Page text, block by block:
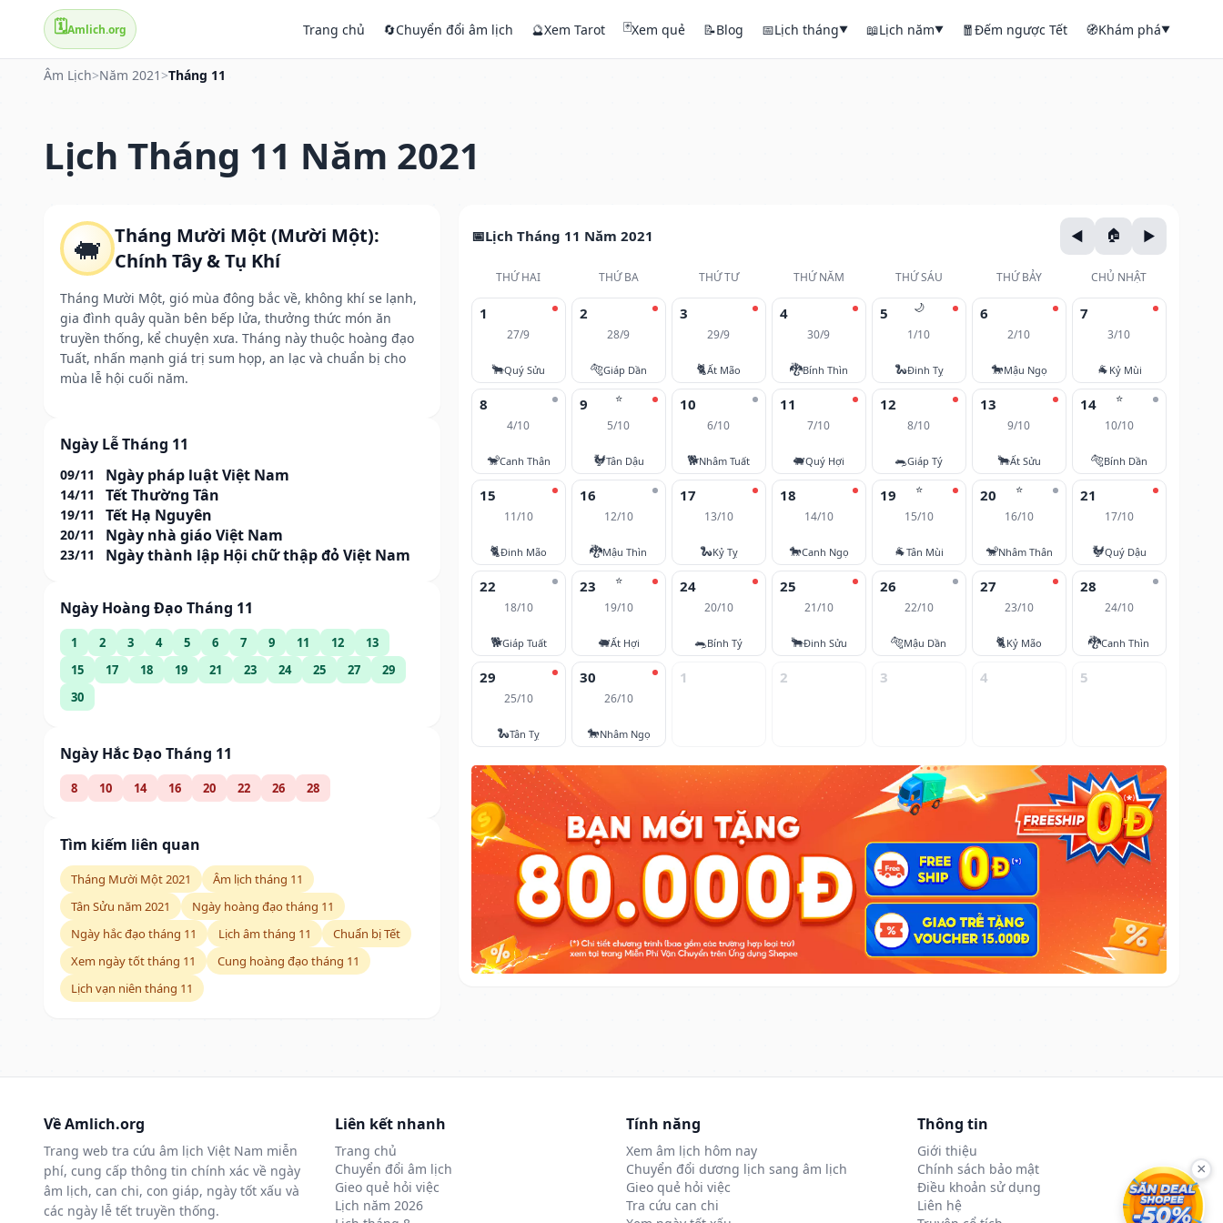
🗓️Amlich.org Trang chủ 🔄Chuyển đổi âm lịch 🔮Xem Tarot 🃏Xem quẻ 📝Blog 📅Lịch tháng▼ 📖Lịch năm▼ 🧧Đếm ngược Tết 🧭Khám phá▼
Âm Lịch>Năm 2021 >Tháng 11
Lịch Tháng 11 Năm 2021
🐖 Tháng Mười Một (Mười Một):
Chính Tây & Tụ Khí
Tháng Mười Một, gió mùa đông bắc về, không khí se lạnh,
gia đình quây quần bên bếp lửa, thưởng thức món ăn
truyền thống, kể chuyện xưa. Tháng này thuộc hoàng đạo
Tuất, nhấn mạnh giá trị sum họp, an lạc và chuẩn bị cho
mùa lễ hội cuối năm.
Ngày Lễ Tháng 11
09/11 Ngày pháp luật Việt Nam
14/11 Tết Thường Tân
19/11 Tết Hạ Nguyên
20/11 Ngày nhà giáo Việt Nam
23/11 Ngày thành lập Hội chữ thập đỏ Việt Nam
Ngày Hoàng Đạo Tháng 11
1 2 3 4 5 6 7 9 11 12
13
15
17 18 19 21 23 24 25 27
29
30
Ngày Hắc Đạo Tháng 11
8 10 14 16 20 22 26 28
Tìm kiếm liên quan
Tháng Mười Một 2021
Âm lịch tháng 11
Tân Sửu năm 2021
Ngày hoàng đạo tháng 11
Ngày hắc đạo tháng 11
Lịch âm tháng 11
Chuẩn bị Tết
Xem ngày tốt tháng 11
Cung hoàng đạo tháng 11
Lịch vạn niên tháng 11
Lịch Tháng 11 Năm 2021
THỨ HAI THỨ BA THỨ TƯ THỨ NĂM THỨ SÁU THỨ BẢY CHỦ NHẬT
1
27/9
🐂Quý Sửu
2
28/9
🐅Giáp Dần
3
29/9
🐈Ất Mão
4
30/9
🐉Bính Thìn
🌙
5
1/10
🐍Đinh Tỵ
6
2/10
🐎Mậu Ngọ
7
3/10
🐐 Kỷ Mùi
8
4/10
🐒Canh Thân
⭐
9
5/10
🐓Tân Dậu
10
6/10
🐕Nhâm Tuất
11
7/10
🐖Quý Hợi
12
8/10
🐀Giáp Tý
13
9/10
🐂Ất Sửu
⭐
14
10/10
🐅Bính Dần
15
11/10
🐈Đinh Mão
16
12/10
🐉Mậu Thìn
17
13/10
🐍Kỷ Tỵ
18
14/10
🐎Canh Ngọ
⭐
19
15/10
🐐Tân Mùi
⭐
20
16/10
🐒Nhâm Thân
21
17/10
🐓Quý Dậu
22
18/10
🐕Giáp Tuất
⭐
23
19/10
🐖Ất Hợi
24
20/10
🐀Bính Tý
25
21/10
🐂Đinh Sửu
26
22/10
🐅Mậu Dần
27
23/10
🐈Kỷ Mão
28
24/10
🐉Canh Thìn
29
25/10
🐍Tân Tỵ
30
26/10
🐎Nhâm Ngọ
1 2 3 4 5
Về Amlich.org
Trang web tra cứu âm lịch Việt Nam miễn
phí, cung cấp thông tin chính xác về ngày
âm lịch, can chi, con giáp, ngày tốt xấu và
các ngày lễ tết truyền thống.
Liên kết nhanh
Trang chủ
Chuyển đổi âm lịch
Gieo quẻ hỏi việc
Lịch năm 2026
Tính năng
Xem âm lịch hôm nay
Chuyển đổi dương lịch sang âm lịch
Gieo quẻ hỏi việc
Tra cứu can chi
Thông tin
Giới thiệu
Chính sách bảo mật
Điều khoản sử dụng
Liên hệ
×